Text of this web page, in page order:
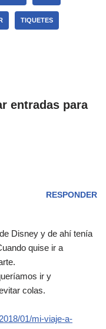
TIQUETES
entradas para
RESPONDER
Disney y de ahí tenía
quise ir a
ir y
colas.
01/mi-viaje-a-